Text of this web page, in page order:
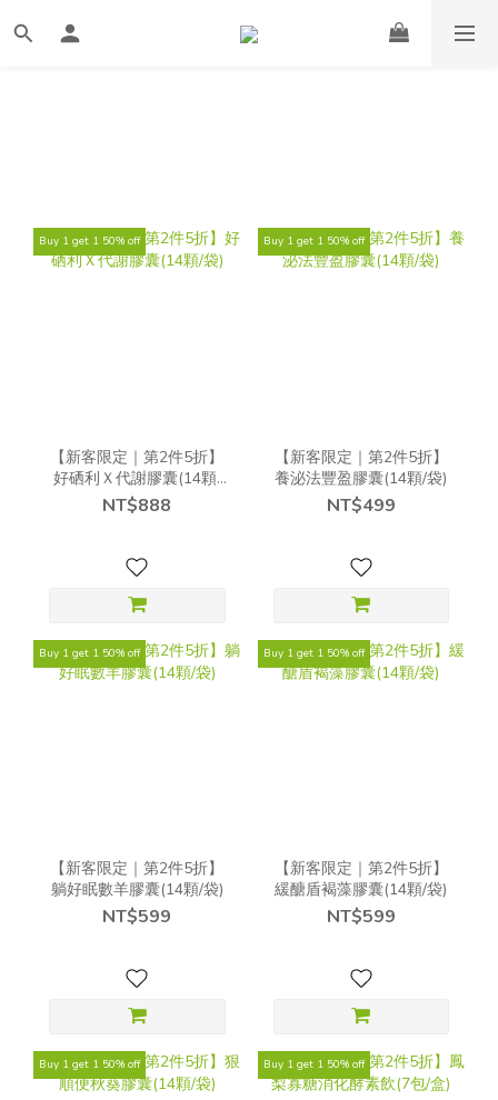
Buy 1 get 1 50% off
【新客限定｜第2件5折】
好硒利Ｘ代謝膠囊(14顆/
袋)
NT$888
Buy 1 get 1 50% off
【新客限定｜第2件5折】
養泌法豐盈膠囊(14顆/袋)
NT$499
Buy 1 get 1 50% off
【新客限定｜第2件5折】
躺好眠數羊膠囊(14顆/袋)
NT$599
Buy 1 get 1 50% off
【新客限定｜第2件5折】
緩醣盾褐藻膠囊(14顆/袋)
NT$599
Buy 1 get 1 50% off Buy 1 get 1 50% off